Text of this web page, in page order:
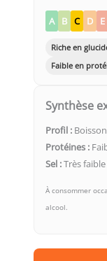
A B C D E
Riche en
Faible en
Synthèse
Profil :
Protéines :
Sel :Très
À consommer
alcool.